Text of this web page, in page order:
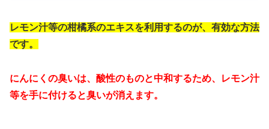
レモン汁等の柑橘系のエキスを利用するのが、有効な方法
です。
にんにくの臭いは、酸性のものと中和するため、レモン汁
等を手に付けると臭いが消えます。